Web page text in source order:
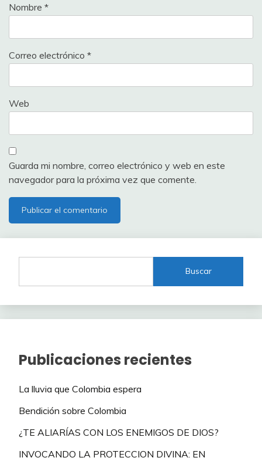
Nombre *
Correo electrónico *
Web
Guarda mi nombre, correo electrónico y web en este
navegador para la próxima vez que comente.
Buscar
Publicaciones recientes
La lluvia que Colombia espera
Bendición sobre Colombia
¿TE ALIARÍAS CON LOS ENEMIGOS DE DIOS?
INVOCANDO LA PROTECCION DIVINA: EN